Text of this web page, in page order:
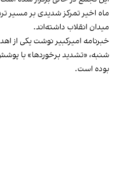
ماه اخیر تمرکز شدیدی بر مسیر
میدان انقلاب داشته‌اند.
خبرنامه امیرکبیر نوشت یکی از
شنبه، «تشدید برخوردها» با
بوده است.